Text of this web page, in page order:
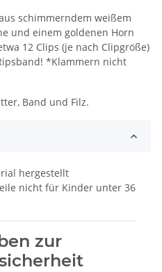
schimmerndem weißem
und einem goldenen Horn
12 Clips (je nach Clipgröße)
*Klammern nicht
Band und Filz.
hergestellt
nicht für Kinder unter 36
zur